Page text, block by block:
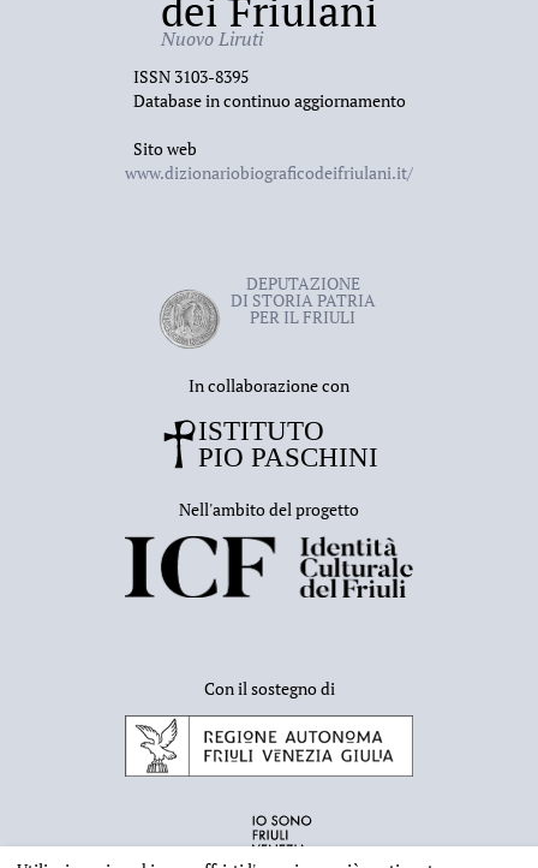
Nuovo Liruti
ISSN 3103-8395
Database in continuo aggiornamento
Sito web
www.dizionariobiograficodeifriulani.it/
DEPUTAZIONE
DI STORIA PATRIA
PER IL FRIULI
In collaborazione con
Nell'ambito del progetto
Con il sostegno di